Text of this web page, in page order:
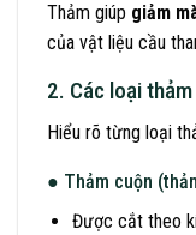
Thảm giúp giảm
của vật liệu cầu
2. Các loại
Hiểu rõ từng loại
● Thảm cuộn
Được cắt theo